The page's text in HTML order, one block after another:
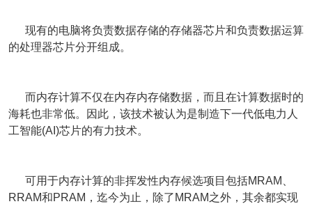
现有的电脑将负责数据存储的存储器芯片和负责数据运算
的处理器芯片分开组成。
而内存计算不仅在内存内存储数据，而且在计算数据时的
海耗也非常低。因此，该技术被认为是制造下一代低电力人
工智能(AI)芯片的有力技术。
可用于内存计算的非挥发性内存候选项目包括MRAM、
RRAM和PRAM，迄今为止，除了MRAM之外，其余都实现